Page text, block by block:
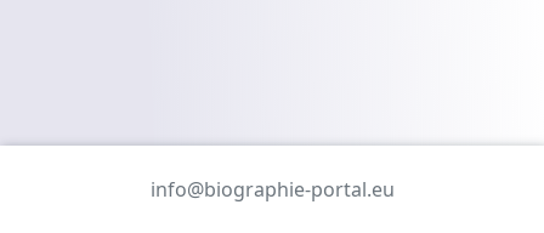
info@biographie-portal.eu